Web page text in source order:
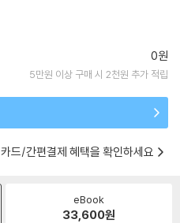
0원
5만원 이상 구매 시 2천원 추가 적립
카드/간편결제 혜택을 확인하세요
eBook
33,600원